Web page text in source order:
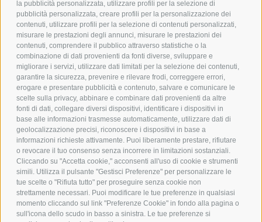
la pubblicità personalizzata, utilizzare profili per la selezione di
pubblicità personalizzata, creare profili per la personalizzazione dei
contenuti, utilizzare profili per la selezione di contenuti personalizzati,
misurare le prestazioni degli annunci, misurare le prestazioni dei
contenuti, comprendere il pubblico attraverso statistiche o la
combinazione di dati provenienti da fonti diverse, sviluppare e
migliorare i servizi, utilizzare dati limitati per la selezione dei contenuti,
garantire la sicurezza, prevenire e rilevare frodi, correggere errori,
erogare e presentare pubblicità e contenuto, salvare e comunicare le
scelte sulla privacy, abbinare e combinare dati provenienti da altre
fonti di dati, collegare diversi dispositivi, identificare i dispositivi in
base alle informazioni trasmesse automaticamente, utilizzare dati di
geolocalizzazione precisi, riconoscere i dispositivi in base a
informazioni richieste attivamente. Puoi liberamente prestare, rifiutare
o revocare il tuo consenso senza incorrere in limitazioni sostanziali.
Cliccando su "Accetta cookie," acconsenti all'uso di cookie e strumenti
simili. Utilizza il pulsante "Gestisci Preferenze" per personalizzare le
tue scelte o "Rifiuta tutto" per proseguire senza cookie non
strettamente necessari. Puoi modificare le tue preferenze in qualsiasi
momento cliccando sul link "Preferenze Cookie" in fondo alla pagina o
sull'icona dello scudo in basso a sinistra. Le tue preferenze si
PRIVACY POLICY
COOKIE POLICY
PAGAMENTI SICURI
AZIENDA
CHI SIAMO
MARCHI TRATTATI
CONDOMINI
Bonifico
Bancario